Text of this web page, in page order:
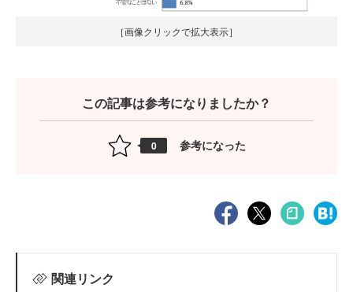
［画像クリックで拡大表示］
この記事は参考になりましたか？
0 参考になった
関連リンク